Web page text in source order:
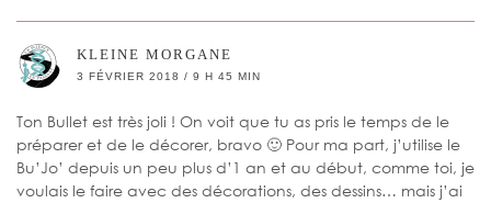
KLEINE MORGANE
3 FÉVRIER 2018 / 9 H 45 MIN
Ton Bullet est très joli ! On voit que tu as pris le temps de le
préparer et de le décorer, bravo 🙂 Pour ma part, j’utilise le
Bu’Jo’ depuis un peu plus d’1 an et au début, comme toi, je
voulais le faire avec des décorations, des dessins… mais j’ai